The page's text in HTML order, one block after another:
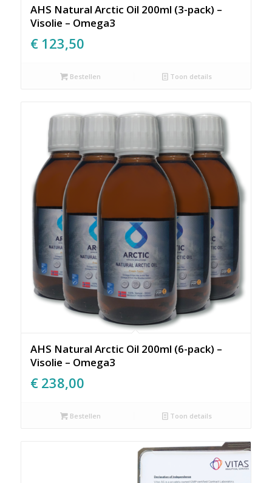
AHS Natural Arctic Oil 200ml (3-pack) –
Visolie – Omega3
€ 123,50
Bestellen Toon details
AHS Natural Arctic Oil 200ml (6-pack) –
Visolie – Omega3
€ 238,00
Bestellen Toon details